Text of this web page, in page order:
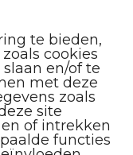
te bieden,
cookies
en/of te
met deze
zoals
site
of intrekken
functies